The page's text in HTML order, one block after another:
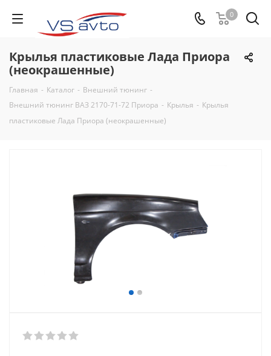
0
Крылья пластиковые Лада Приора
(неокрашенные)
Главная - Каталог - Внешний тюнинг -
Внешний тюнинг ВАЗ 2170-71-72 Приора - Крылья - Крылья
пластиковые Лада Приора (неокрашенные)